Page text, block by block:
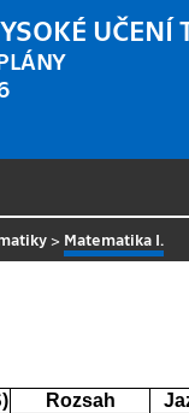
UČENÍ
> Matematika I.
Rozsah